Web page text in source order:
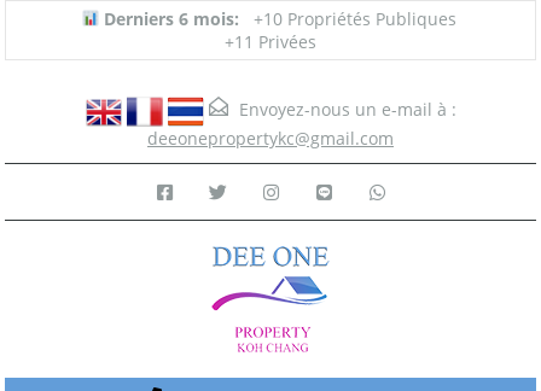
Derniers 6 mois:
+10 Propriétés Publiques
+11 Privées
Envoyez-nous un e-mail à :
deeonepropertykc@gmail.com